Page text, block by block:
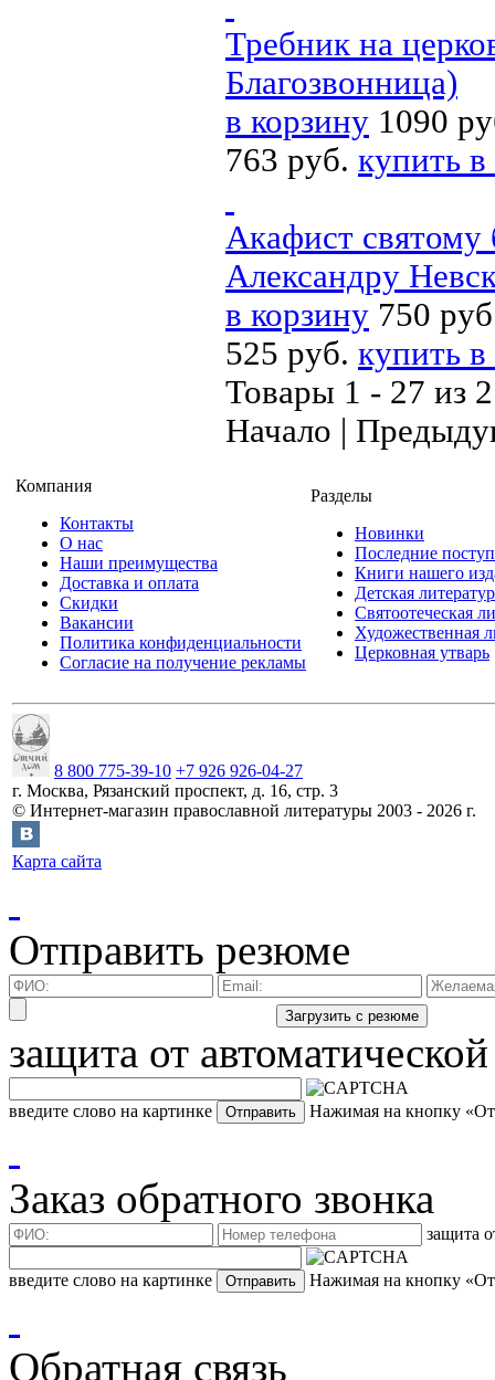
Требник на
Благозвонница)
в корзину 1090
763 руб. купить
Акафист святому
Александру
в корзину 750
525 руб. купить
Товары 1 - 27 из
Начало |
Компания
Контакты
О нас
Наши преимущества
Доставка и оплата
Скидки
Вакансии
Политика конфиденциальности
Согласие на получение рекламы
Разделы
Новинки
Последние
Книги нашего
Детская
Святоотеческая
Художественная
Церковная утварь
8 800 775-39-10 +7 926 926-04-27
г. Москва, Рязанский проспект, д. 16, стр. 3
© Интернет-магазин православной литературы 2003 - 2026 г.
Карта сайта
Отправить резюме
защита от
введите слово на картинке Нажимая на кнопку
Заказ обратного звонка
защита
введите слово на картинке Нажимая на кнопку
Обратная связь